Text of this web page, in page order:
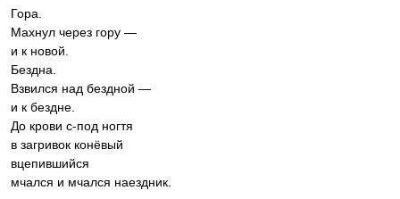
Гора.
Махнул через гору —
и к новой.
Бездна.
Взвился над бездной —
и к бездне.
До крови с-под ногтя
в загривок конёвый
вцепившийся
мчался и мчался наездник.